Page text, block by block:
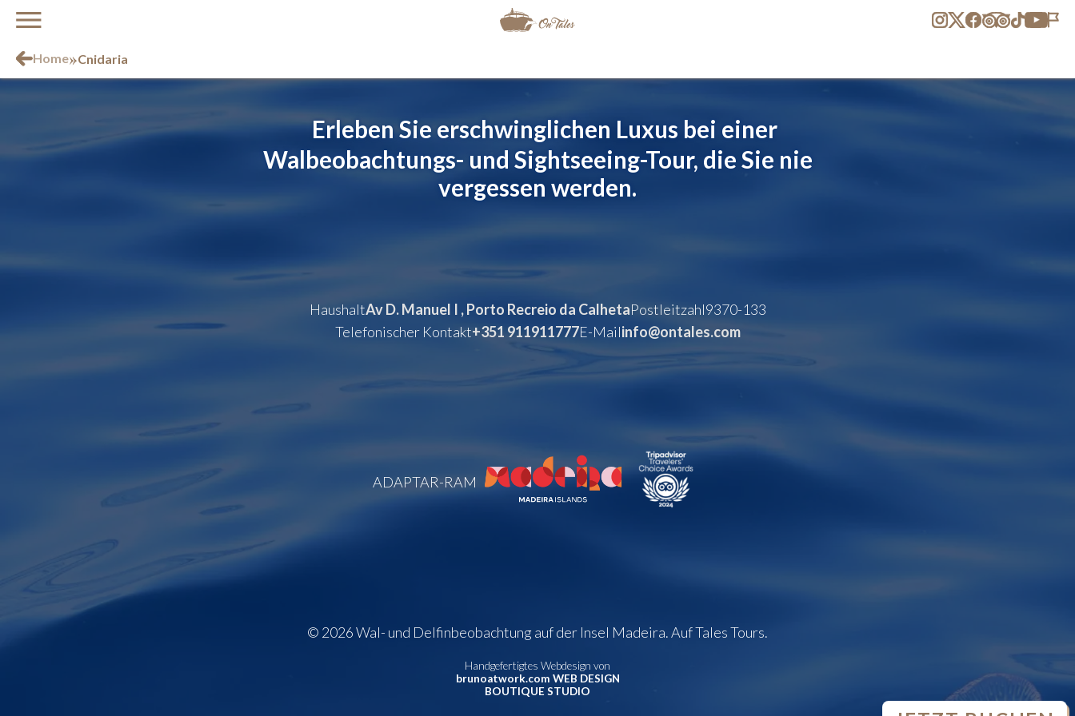
Home»Cnidaria
Erleben Sie erschwinglichen Luxus bei einer
Walbeobachtungs- und Sightseeing-Tour, die Sie nie
vergessen werden.
HaushaltAv D. Manuel I , Porto Recreio da CalhetaPostleitzahl9370-133
Telefonischer Kontakt+351 911911777E-Mailinfo@ontales.com
ADAPTAR-RAM
© 2026 Wal- und Delfinbeobachtung auf der Insel Madeira. Auf Tales Tours.
Handgefertigtes Webdesign von
brunoatwork.com WEB DESIGN
BOUTIQUE STUDIO